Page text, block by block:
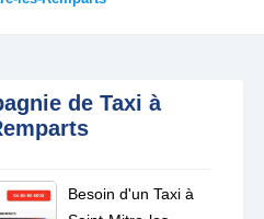
de Taxi à
Besoin d'un Taxi à